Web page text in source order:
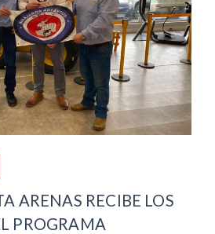
ARENAS RECIBE LOS
PROGRAMA